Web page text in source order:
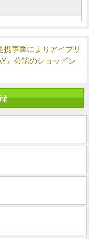
事業によりアイブリ
』公認のショッピン